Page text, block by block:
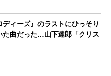
ディーズ』のラストにひっそり
た曲だった…山下達郎「クリス